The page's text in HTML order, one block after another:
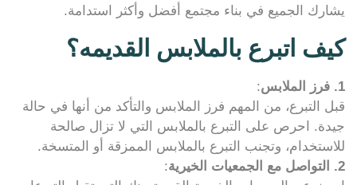
يشارك الجميع في بناء مجتمع أفضل وأكثر استدامة.
كيف اتبرع بالملابس القديمه؟
1. فرز الملابس
:
قبل التبرع، من المهم فرز الملابس والتأكد من أنها في حالة
جيدة. احرص على التبرع بالملابس التي لا تزال صالحة
للاستخدام، وتجنب التبرع بالملابس الممزقة أو المتسخة.
2. التواصل مع الجمعيات الخيرية
: